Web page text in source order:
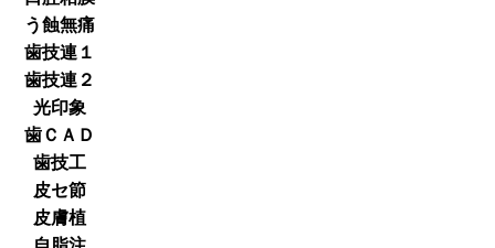
う蝕無痛
歯技連１
歯技連２
光印象
歯ＣＡＤ
歯技工
皮セ節
皮膚植